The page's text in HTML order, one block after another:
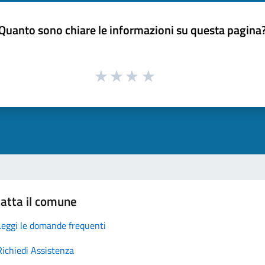
sono chiare le informazioni su questa
il comune
le domande frequenti
Assistenza